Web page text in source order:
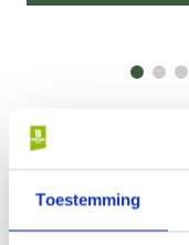
Toestemming